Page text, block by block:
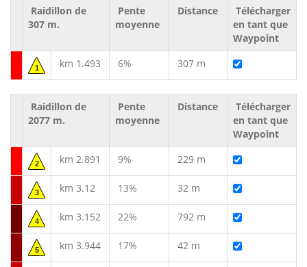
Raidillon de
307 m.
Pente
moyenne
Distance
Télécharger
en tant que
Waypoint
1 km 1.493 6% 307 m
Raidillon de
2077 m.
Pente
moyenne
Distance
Télécharger
en tant que
Waypoint
2 km 2.891 9% 229 m
3 km 3.12 13% 32 m
4 km 3.152 22% 792 m
5 km 3.944 17% 42 m